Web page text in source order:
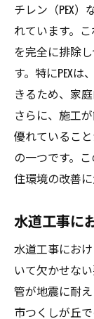
チレン（PEX
れています。
を完全に排除
す。特にPEX
きるため、家
さらに、施工
優れているこ
の一つです。
住環境の改善に
水道工事に
水道工事にお
いて欠かせな
管が地震に耐
市つくしが丘